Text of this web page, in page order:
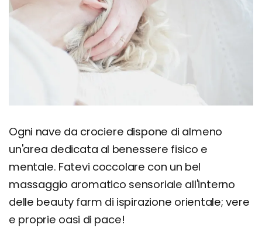
Ogni nave da crociere dispone di almeno
un'area dedicata al benessere fisico e
mentale. Fatevi coccolare con un bel
massaggio aromatico sensoriale all'interno
delle beauty farm di ispirazione orientale; vere
e proprie oasi di pace!